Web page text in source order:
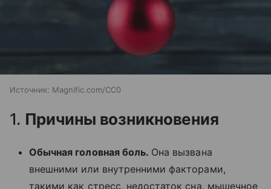
Источник: Magnific.com/CC0
1. Причины возникновения
Обычная головная боль. Она вызвана
внешними или внутренними факторами,
такими как стресс, недостаток сна, мышечное